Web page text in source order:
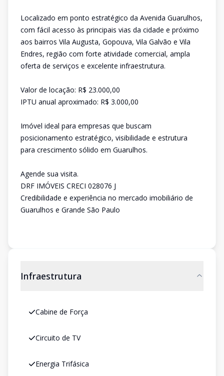
Localizado em ponto estratégico da Avenida Guarulhos,
com fácil acesso às principais vias da cidade e próximo
aos bairros Vila Augusta, Gopouva, Vila Galvão e Vila
Endres, região com forte atividade comercial, ampla
oferta de serviços e excelente infraestrutura.
Valor de locação: R$ 23.000,00
IPTU anual aproximado: R$ 3.000,00
Imóvel ideal para empresas que buscam
posicionamento estratégico, visibilidade e estrutura
para crescimento sólido em Guarulhos.
Agende sua visita.
DRF IMÓVEIS CRECI 028076 J
Credibilidade e experiência no mercado imobiliário de
Guarulhos e Grande São Paulo
Infraestrutura
Cabine de Força
Circuito de TV
Energia Trifásica